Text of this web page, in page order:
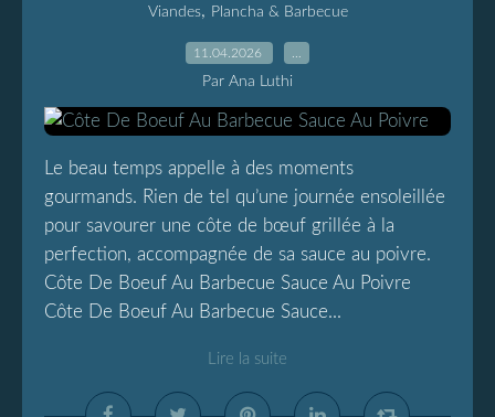
Viandes, Plancha & Barbecue
11.04.2026
Par Ana Luthi
Le beau temps appelle à des moments
gourmands. Rien de tel qu’une journée ensoleillée
pour savourer une côte de bœuf grillée à la
perfection, accompagnée de sa sauce au poivre.
Côte De Boeuf Au Barbecue Sauce Au Poivre
Côte De Boeuf Au Barbecue Sauce...
Lire la suite